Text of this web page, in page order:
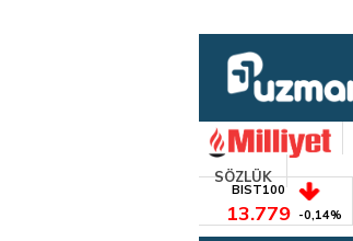
SÖZLÜK
BIST100
13.779 -0,14%